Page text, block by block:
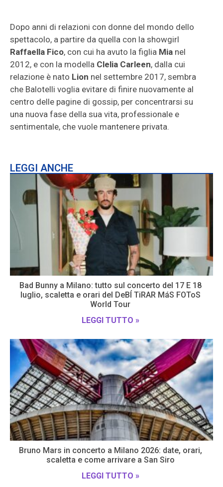
Dopo anni di relazioni con donne del mondo dello
spettacolo, a partire da quella con la showgirl
Raffaella Fico, con cui ha avuto la figlia Mia nel
2012, e con la modella Clelia Carleen, dalla cui
relazione è nato Lion nel settembre 2017, sembra
che Balotelli voglia evitare di finire nuovamente al
centro delle pagine di gossip, per concentrarsi su
una nuova fase della sua vita, professionale e
sentimentale, che vuole mantenere privata.
LEGGI ANCHE
Bad Bunny a Milano: tutto sul concerto del 17 E 18
luglio, scaletta e orari del DeBÍ TiRAR MáS FOToS
World Tour
LEGGI TUTTO »
Bruno Mars in concerto a Milano 2026: date, orari,
scaletta e come arrivare a San Siro
LEGGI TUTTO »